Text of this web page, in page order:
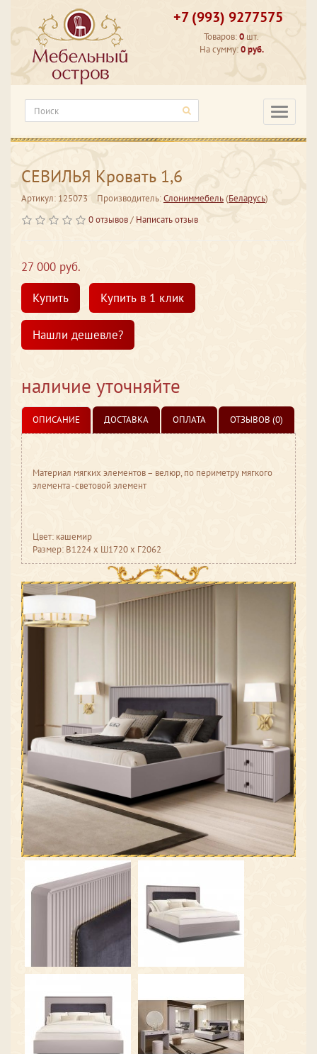
+7 (993) 9277575
Товаров:0 шт.
На сумму:0 руб.
СЕВИЛЬЯ Кровать 1,6
Артикул: 125073 Производитель:Слониммебель(Беларусь)
0 отзывов/ Написать отзыв
27 000 руб.
Купить
Купить в 1 клик
Нашли дешевле?
наличие уточняйте
ОПИСАНИЕ ДОСТАВКА ОПЛАТА ОТЗЫВОВ (0)
Материал мягких элементов – велюр, по периметру мягкого
элемента -световой элемент
Цвет: кашемир
Размер: В1224 ​x Ш1720 ​x Г2062